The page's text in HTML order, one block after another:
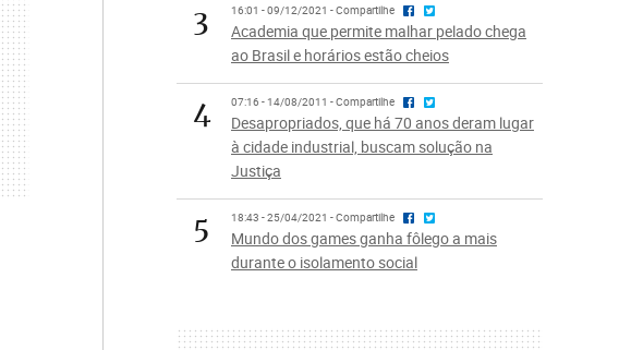
3 16:01 - 09/12/2021 - Compartilhe
Academia que permite malhar pelado chega
ao Brasil e horários estão cheios
4 07:16 - 14/08/2011 - Compartilhe
Desapropriados, que há 70 anos deram lugar
à cidade industrial, buscam solução na
Justiça
5 18:43 - 25/04/2021 - Compartilhe
Mundo dos games ganha fôlego a mais
durante o isolamento social